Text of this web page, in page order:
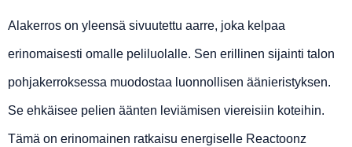
Alakerros on yleensä sivuutettu aarre, joka kelpaa
erinomaisesti omalle peliluolalle. Sen erillinen sijainti talon
pohjakerroksessa muodostaa luonnollisen äänieristyksen.
Se ehkäisee pelien äänten leviämisen viereisiin koteihin.
Tämä on erinomainen ratkaisu energiselle Reactoonz